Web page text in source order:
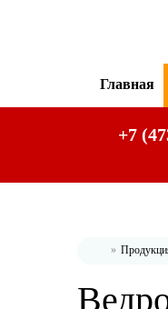
Главная
+7
Главная